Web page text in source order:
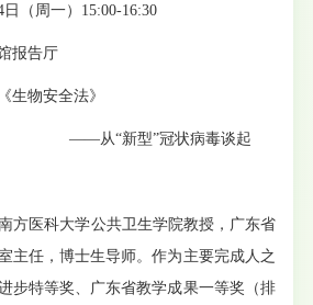
日（周一） 15:00-16:30
报告厅
生物安全法》
——从“新型”冠状病毒谈起
方医科大学公共卫生学院教授，广东省
主任，博士生导师。作为主要完成人之
步特等奖、广东省教学成果一等奖（排